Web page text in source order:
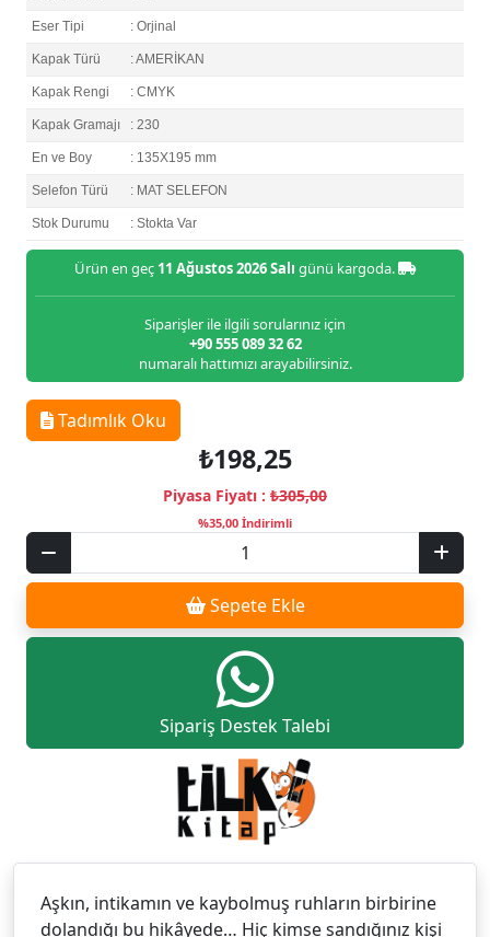
Eser Tipi : Orjinal
Kapak Türü : AMERİKAN
Kapak Rengi : CMYK
Kapak Gramajı : 230
En ve Boy : 135X195 mm
Selefon Türü : MAT SELEFON
Stok Durumu : Stokta Var
Ürün en geç 11 Ağustos 2026 Salı günü kargoda.
Siparişler ile ilgili sorularınız için
+90 555 089 32 62
numaralı hattımızı arayabilirsiniz.
Tadımlık Oku
₺198,25
Piyasa Fiyatı : ₺305,00
%35,00 İndirimli
Sepete Ekle
Sipariş Destek Talebi
Aşkın, intikamın ve kaybolmuş ruhların birbirine
dolandığı bu hikâyede… Hiç kimse sandığınız kişi